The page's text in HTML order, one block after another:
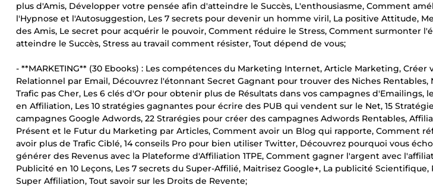
plus d'Amis, Développer votre pensée afin d'atteindre le Succès, L'enthousiasme, Comment
l'Hypnose et l'Autosuggestion, Les 7 secrets pour devenir un homme viril, La positive Attitude,
des Amis, Le secret pour acquérir le pouvoir, Comment réduire le Stress, Comment surmonter
atteindre le Succès, Stress au travail comment résister, Tout dépend de vous;
- **MARKETING** (30 Ebooks) : Les compétences du Marketing Internet, Article Marketing,
Relationnel par Email, Découvrez l'étonnant Secret Gagnant pour trouver des Niches Rentables,
Trafic pas Cher, Les 6 clés d'Or pour obtenir plus de Résultats dans vos campagnes d'Emailings,
en Affiliation, Les 10 stratégies gagnantes pour écrire des PUB qui vendent sur le Net, 15
campagnes Google Adwords, 22 Strarégies pour créer des campagnes Adwords Rentables,
Présent et le Futur du Marketing par Articles, Comment avoir un Blog qui rapporte, Comment
avoir plus de Trafic Ciblé, 14 conseils Pro pour bien utiliser Twitter, Découvrez pourquoi vous
générer des Revenus avec la Plateforme d'Affiliation 1TPE, Comment gagner l'argent avec
Publicité en 10 Leçons, Les 7 secrets du Super-Affilié, Maitrisez Google+, La publicité Scientifique,
Super Affiliation, Tout savoir sur les Droits de Revente;